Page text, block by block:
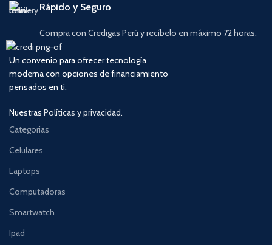
Rápido y Seguro
Compra con Credigas Perú y recíbelo en máximo 72 horas.
Un convenio para ofrecer tecnología
moderna con opciones de financiamiento
pensados en ti.
Nuestras Políticas y privacidad.
Categorias
Celulares
Laptops
Computadoras
Smartwatch
Ipad